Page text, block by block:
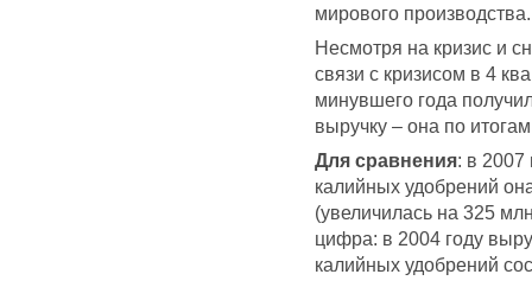
мирового производства.
Несмотря на кризис и
связи с кризисом в 4
минувшего года
выручку – она по
Для сравнения: в 2007
калийных удобрений
(увеличилась на 325
цифра: в 2004 году
калийных удобрений